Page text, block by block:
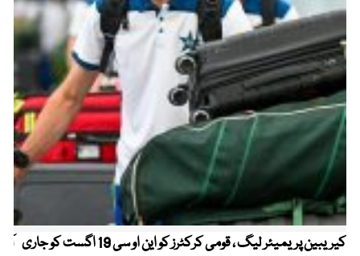
کیریبین پریمیئر لیگ ، قومی کرکٹرز کو این او سی 19 اگست کو جاری